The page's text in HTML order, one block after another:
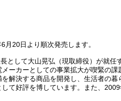
20日より順次発売します。
として大山晃弘（現取締役）が就
ーカーとしての事業拡大が喫緊の課
決する商品を開発し、生活者の
て好評を博しています。また、